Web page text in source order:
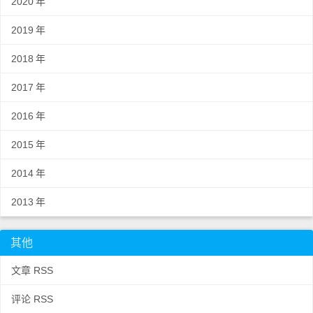
2019 年
2018 年
2017 年
2016 年
2015 年
2014年
2013 年
其他
文章 RSS
评论 RSS